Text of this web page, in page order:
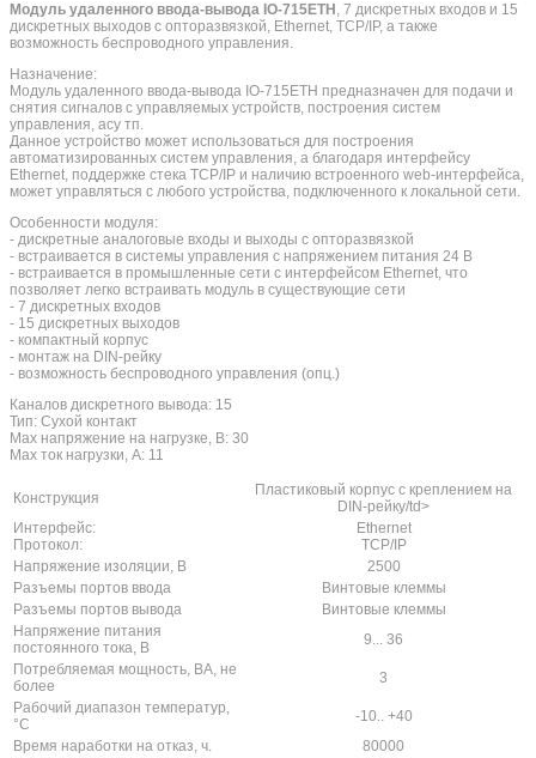
Модуль удаленного ввода-вывода IO-715ETH , 7 дискретных входов и 15
дискретных выходов с опторазвязкой, Ethernet, TCP/IP, а также
возможность беспроводного управления.
Назначение:
Модуль удаленного ввода-вывода IO-715ETH предназначен для подачи и
снятия сигналов с управляемых устройств, построения систем
управления, асу тп.
Данное устройство может использоваться для построения
автоматизированных систем управления, а благодаря интерфейсу
Ethernet, поддержке стека TCP/IP и наличию встроенного web-интерфейса,
может управляться с любого устройства, подключенного к локальной сети.
Особенности модуля:
- дискретные аналоговые входы и выходы с опторазвязкой
- встраивается в системы управления с напряжением питания 24 В
- встраивается в промышленные сети с интерфейсом Ethernet, что
позволяет легко встраивать модуль в существующие сети
- 7 дискретных входов
- 15 дискретных выходов
- компактный корпус
- монтаж на DIN-рейку
- возможность беспроводного управления (опц.)
Каналов дискретного вывода: 15
Тип: Сухой контакт
Max напряжение на нагрузке, В: 30
Max ток нагрузки, А: 11
Конструкция
Пластиковый корпус с креплением на
DIN-рейку/td>
Интерфейс:
Протокол:
Ethernet
TCP/IP
Напряжение изоляции, В
2500
Разъемы портов ввода
Винтовые клеммы
Разъемы портов вывода
Винтовые клеммы
Напряжение питания
постоянного тока, В
9... 36
Потребляемая мощность, ВА, не
более
3
Рабочий диапазон температур,
°С
-10.. +40
Время наработки на отказ, ч.
80000